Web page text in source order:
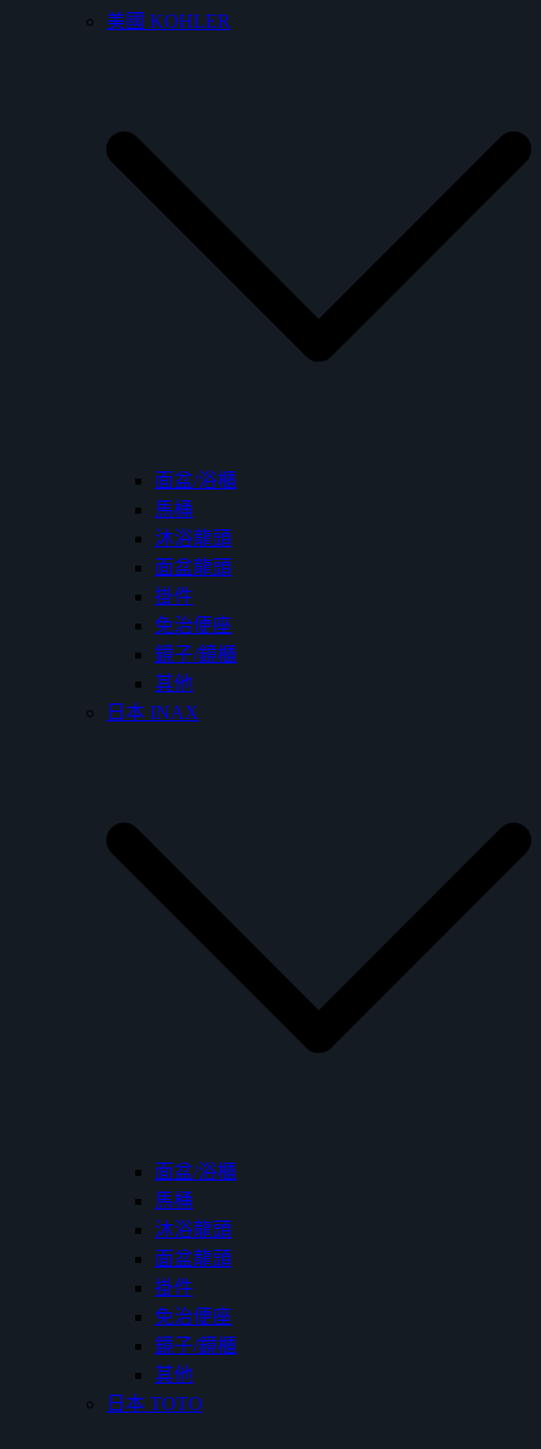
美國 KOHLER
面盆/浴櫃
馬桶
沐浴龍頭
面盆龍頭
掛件
免治便座
鏡子/鏡櫃
其他
日本 INAX
面盆/浴櫃
馬桶
沐浴龍頭
面盆龍頭
掛件
免治便座
鏡子/鏡櫃
其他
日本 TOTO